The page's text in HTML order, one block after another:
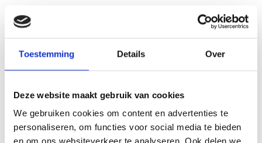
Toestemming Details Over
Deze website maakt gebruik van cookies
We gebruiken cookies om content en advertenties te
personaliseren, om functies voor social media te bieden